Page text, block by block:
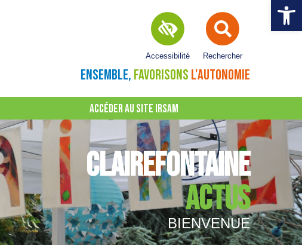
Ouvrir
Rechercher
Accessibilité
ENSEMBLE, FAVORISONS L'AUTONOMIE
ACCÉDER AU SITE IRSAM
CLAIREFONTAINE
ACTUS
BIENVENUE